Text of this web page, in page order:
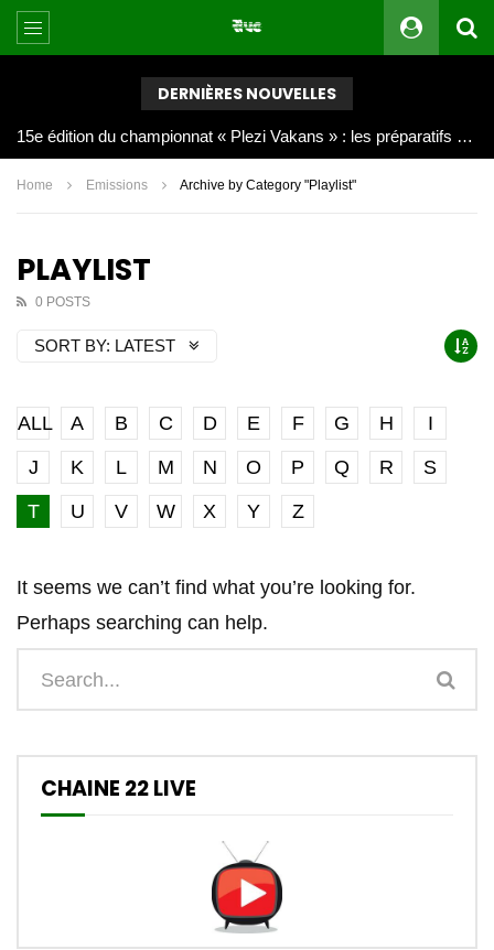
DERNIÈRES NOUVELLES
Joy Clerf Derisier, sur les traces de son père : évangéliser par la musique
Home Emissions Archive by Category "Playlist"
PLAYLIST
0 POSTS
SORT BY: LATEST
ALL A B C D E F G H
I
J
K L M N O P Q R
S
T
U V W X Y Z
It seems we can’t find what you’re looking for.
Perhaps searching can help.
CHAINE 22 LIVE